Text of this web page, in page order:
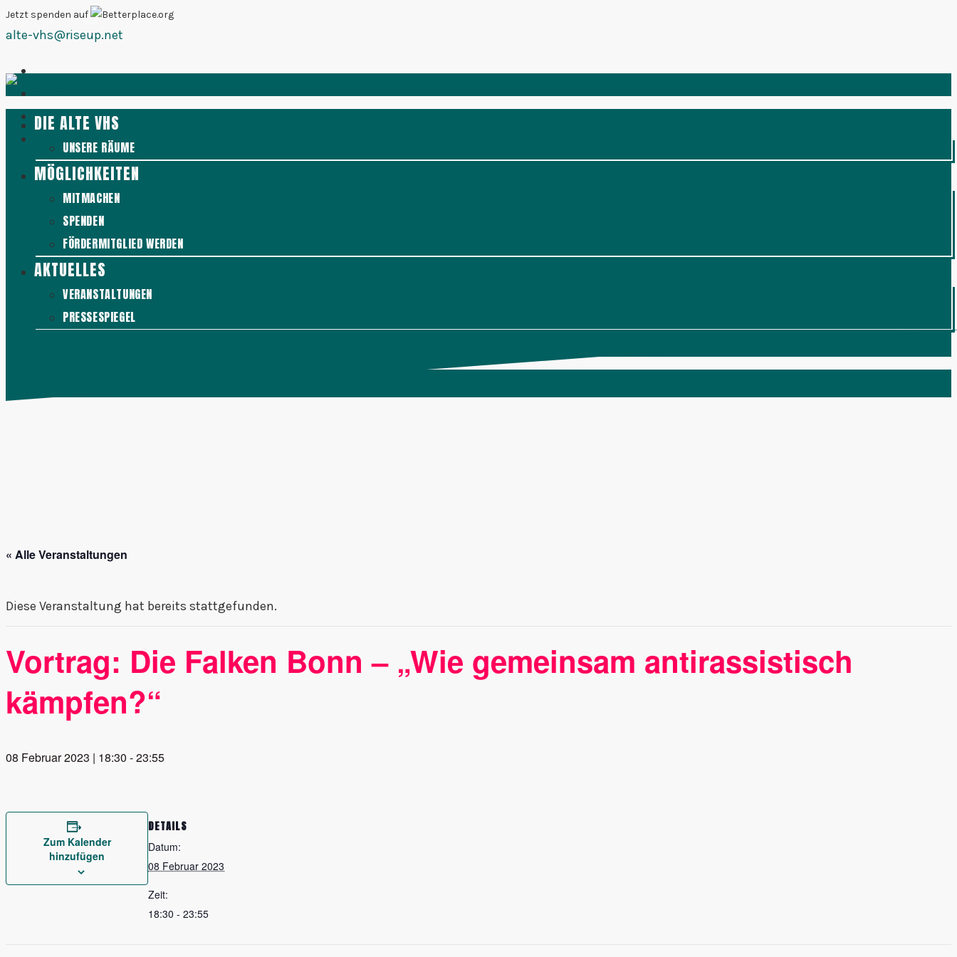
Zum
Inhalt
Jetzt spenden auf
alte-vhs@riseup.net
DIE ALTE VHS
UNSERE RÄUME
MÖGLICHKEITEN
MITMACHEN
SPENDEN
FÖRDERMITGLIED WERDEN
AKTUELLES
VERANSTALTUNGEN
PRESSESPIEGEL
« Alle Veranstaltungen
Diese Veranstaltung hat bereits stattgefunden.
Vortrag: Die Falken Bonn – „Wie gemeinsam antirassistisch
kämpfen?“
08 Februar 2023 | 18:30 -23:55
Zum Kalender
hinzufügen
DETAILS
Datum:
08 Februar 2023
Zeit:
18:30 - 23:55